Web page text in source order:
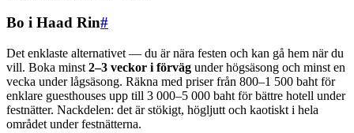
Bo i Haad Rin#
Det enklaste alternativet — du är nära festen och kan gå hem när du
vill. Boka minst 2–3 veckor i förväg under högsäsong och minst en
vecka under lågsäsong. Räkna med priser från 800–1 500 baht för
enklare guesthouses upp till 3 000–5 000 baht för bättre hotell under
festnätter. Nackdelen: det är stökigt, högljutt och kaotiskt i hela
området under festnätterna.